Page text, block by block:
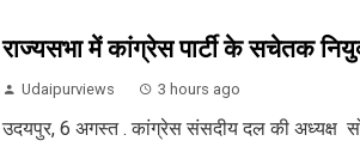
राज्यसभा में कांग्रेस पार्टी के सचेतक
Udaipurviews 3 hours ago
उदयपुर, 6 अगस्त . कांग्रेस संसदीय दल की अध्यक्ष